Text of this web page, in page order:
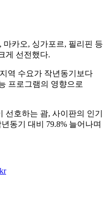
카오, 싱가포르, 필리핀 등
게 선전했다.
역 수요가 작년동기보다
프로그램의 영향으로
호하는 괌, 사이판의 인기
동기 대비 79.8% 늘어나며